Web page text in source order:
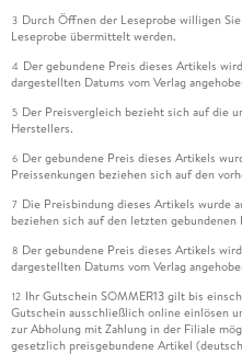
3 Durch Öffnen der Leseprobe willigen
Leseprobe übermittelt werden.
4 Der gebundene Preis dieses Artikels
dargestellten Datums vom Verlag
5 Der Preisvergleich bezieht sich auf die
Herstellers.
6 Der gebundene Preis dieses Artikels
Preissenkungen beziehen sich auf den
7 Die Preisbindung dieses Artikels wurde
beziehen sich auf den letzten gebundenen
8 Der gebundene Preis dieses Artikels
dargestellten Datums vom Verlag
12 Ihr Gutschein SOMMER13 gilt bis
Gutschein ausschließlich online einlösen
zur Abholung mit Zahlung in der Filiale
gesetzlich preisgebundene Artikel